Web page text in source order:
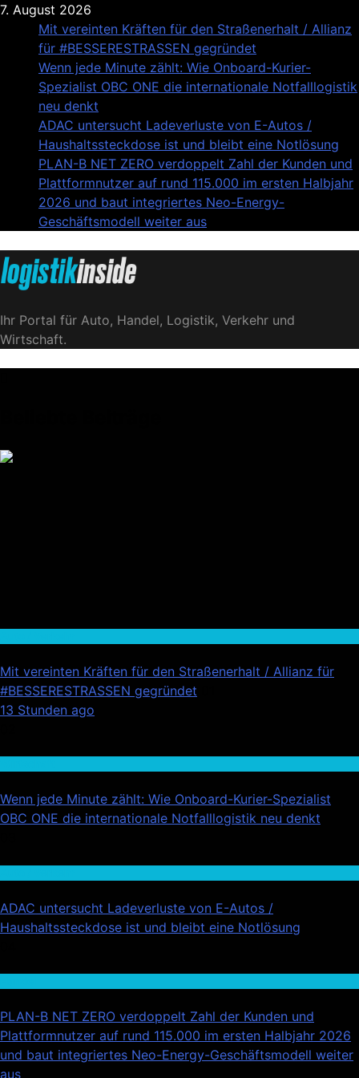
Skip
content
7. August 2026
Mit vereinten Kräften für den Straßenerhalt / Allianz
für #BESSERESTRASSEN gegründet
Wenn jede Minute zählt: Wie Onboard-Kurier-
Spezialist OBC ONE die internationale Notfalllogistik
neu denkt
ADAC untersucht Ladeverluste von E-Autos /
Haushaltssteckdose ist und bleibt eine Notlösung
PLAN-B NET ZERO verdoppelt Zahl der Kunden und
Plattformnutzer auf rund 115.000 im ersten Halbjahr
2026 und baut integriertes Neo-Energy-
Geschäftsmodell weiter aus
Logistik|Inside
Ihr Portal für Auto, Handel, Logistik, Verkehr und
Wirtschaft.
Mit vereinten Kräften für den Straßenerhalt / Allianz für
#BESSERESTRASSEN gegründet
13 Stunden ago
Wenn jede Minute zählt: Wie Onboard-Kurier-Spezialist
OBC ONE die internationale Notfalllogistik neu denkt
ADAC untersucht Ladeverluste von E-Autos /
Haushaltssteckdose ist und bleibt eine Notlösung
PLAN-B NET ZERO verdoppelt Zahl der Kunden und
Plattformnutzer auf rund 115.000 im ersten Halbjahr 2026
und baut integriertes Neo-Energy-Geschäftsmodell weiter
aus